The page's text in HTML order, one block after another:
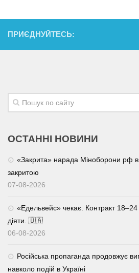
ПРИЄДНУЙТЕСЬ:
ОСТАННІ НОВИНИ
«Закрита» нарада Міноборони рф
закритою
07-08-2026
«Едельвейс» чекає. Контракт
діяти. 🇺🇦
06-08-2026
Російська пропаганда продовжує
навколо подій в Україні